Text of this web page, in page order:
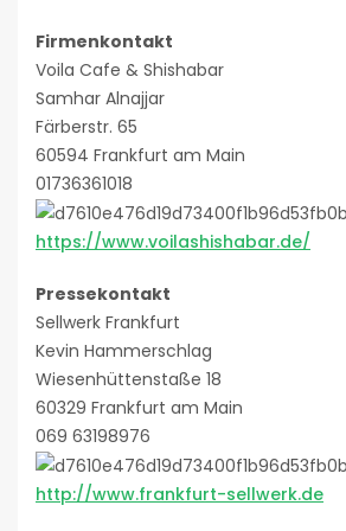
Firmenkontakt
Voila Cafe & Shishabar
Samhar Alnajjar
Färberstr. 65
60594 Frankfurt am Main
01736361018
https://www.voilashishabar.de/
Pressekontakt
Sellwerk Frankfurt
Kevin Hammerschlag
Wiesenhüttenstaße 18
60329 Frankfurt am Main
069 63198976
http://www.frankfurt-sellwerk.de